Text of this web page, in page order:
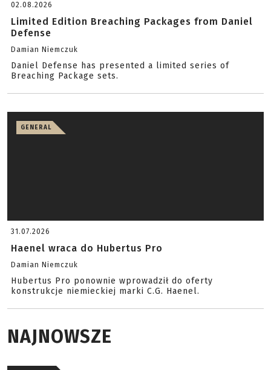
02.08.2026
Limited Edition Breaching Packages from Daniel
Defense
Damian Niemczuk
Daniel Defense has presented a limited series of
Breaching Package sets.
GENERAL
31.07.2026
Haenel wraca do Hubertus Pro
Damian Niemczuk
Hubertus Pro ponownie wprowadził do oferty
konstrukcje niemieckiej marki C.G. Haenel.
NAJNOWSZE